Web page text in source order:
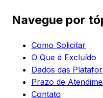
Navegue por
Como Solicitar
O Que é Excluído
Dados das
Prazo de
Contato